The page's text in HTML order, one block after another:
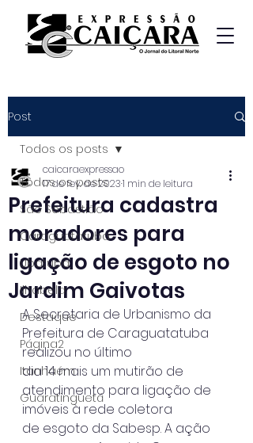
Post
Todos os posts
São Sebastião
Caraguatatuba
Ubatuba
Ilhabela
Destaque
Página2
Itanhaém
Guaratinguetá
Todos os posts
Prefeitura cadastra
moradores para
ligação de esgoto no
Jardim Gaivotas
caicaraexpressao
17 de fev. de 20231 min de leitura
A Secretaria de Urbanismo da
Prefeitura de Caraguatatuba
realizou no último
dia 14 mais um mutirão de
atendimento para ligação de
imóveis à rede coletora
de esgoto da Sabesp. A ação